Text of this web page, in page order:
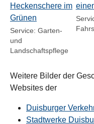
Service: Garten-
und
Landschaftspflege
Weitere Bilder der
Websites der
Duisburger
Stadtwerke